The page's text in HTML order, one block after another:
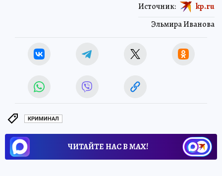
Эльмира Иванова
Источник: kp.ru
КРИМИНАЛ
ЧИТАЙТЕ НАС В МАХ!